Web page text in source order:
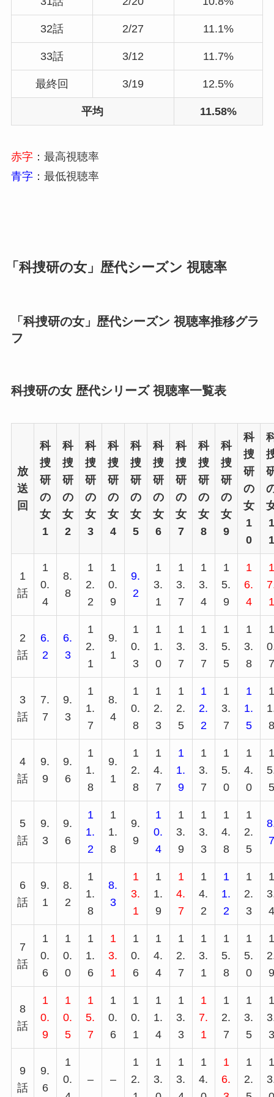
32話 2/27 11.1%
33話 3/12 11.7%
最終回 3/19 12.5%
平均 11.58%
赤字：最高視聴率
青字：最低視聴率
「科捜研の女」歴代シーズン 視聴率
「科捜研の女」歴代シーズン 視聴率推移グラ
フ
科捜研の女 歴代シリーズ 視聴率一覧表
放
送
回
科
捜
研
の
女
1
科
捜
研
の
女
2
科
捜
研
の
女
3
科
捜
研
の
女
4
科
捜
研
の
女
5
科
捜
研
の
女
6
科
捜
研
の
女
7
科
捜
研
の
女
8
科
捜
研
の
女
9
科
捜
研
の
女
1
0
1
1
1
話
1
0.
4
8.
8
1
2.
2
1
0.
9
9.
2
1
3.
1
1
3.
7
1
3.
4
1
5.
9
1
6.
4
1
1
2
話
6.
2
6.
3
1
2.
1
9.
1
1
0.
3
1
1.
0
1
3.
7
1
3.
7
1
5.
5
1
3.
8
1
7
3
話
7.
7
9.
3
1
1.
7
8.
4
1
0.
8
1
2.
3
1
2.
5
1
2.
2
1
3.
7
1
1.
5
1
8
4
話
9.
9
9.
6
1
1.
8
9.
1
1
2.
8
1
4.
7
1
1.
9
1
3.
7
1
5.
0
1
4.
0
1
5
5
話
9.
3
9.
6
1
1.
2
1
1.
8
9.
9
1
0.
4
1
3.
9
1
3.
3
1
4.
8
1
2.
5
7
6
話
9.
1
8.
2
1
1.
8
8.
3
1
3.
1
1
1.
9
1
4.
7
1
4.
2
1
1.
2
1
2.
3
1
4
7
話
1
0.
6
1
0.
0
1
1.
6
1
3.
1
1
0.
6
1
4.
4
1
2.
7
1
3.
1
1
5.
8
1
5.
0
1
9
8
話
1
0.
9
1
0.
5
1
5.
7
1
0.
6
1
0.
1
1
1.
4
1
3.
3
1
7.
1
1
2.
7
1
3.
5
1
3
9
話
9.
6
1
0.
– –
1
2.
1
3.
1
3.
1
4.
1
6.
1
2.
1